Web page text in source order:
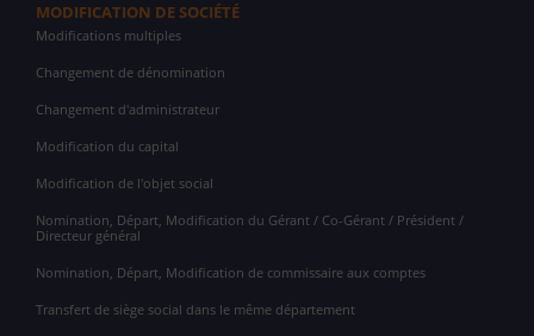
MODIFICATION DE SOCIÉTÉ
Modifications multiples
Changement de dénomination
Changement d'administrateur
Modification du capital
Modification de l'objet social
Nomination, Départ, Modification du Gérant / Co-Gérant / Président /
Directeur général
Nomination, Départ, Modification de commissaire aux comptes
Transfert de siège social dans le même département